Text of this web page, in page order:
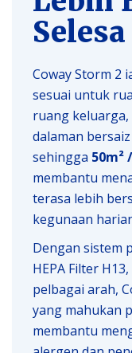
Selesa
Coway Storm 2
sesuai untuk
ruang keluarga,
dalaman
sehingga 50m²
membantu
terasa lebih
kegunaan
Dengan sistem
HEPA Filter
pelbagai arah,
yang mahukan
membantu